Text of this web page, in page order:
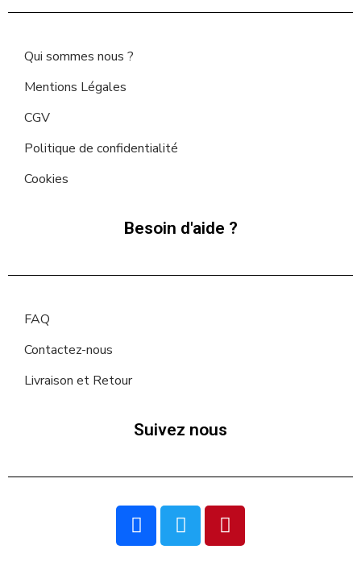
Qui sommes nous ?
Mentions Légales
CGV
Politique de confidentialité
Cookies
Besoin d'aide ?
FAQ
Contactez-nous
Livraison et Retour
Suivez nous